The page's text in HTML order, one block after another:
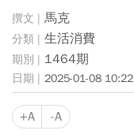
馬克
生活消費
1464期
2025-01-08 10:22
+A -A